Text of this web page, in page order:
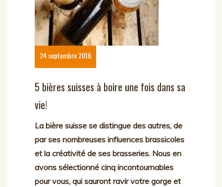
24 septembre 2016
5 bières suisses à boire une fois dans sa
vie!
La bière suisse se distingue des autres, de
par ses nombreuses influences brassicoles
et la créativité de ses brasseries. Nous en
avons sélectionné cinq incontournables
pour vous, qui sauront ravir votre gorge et